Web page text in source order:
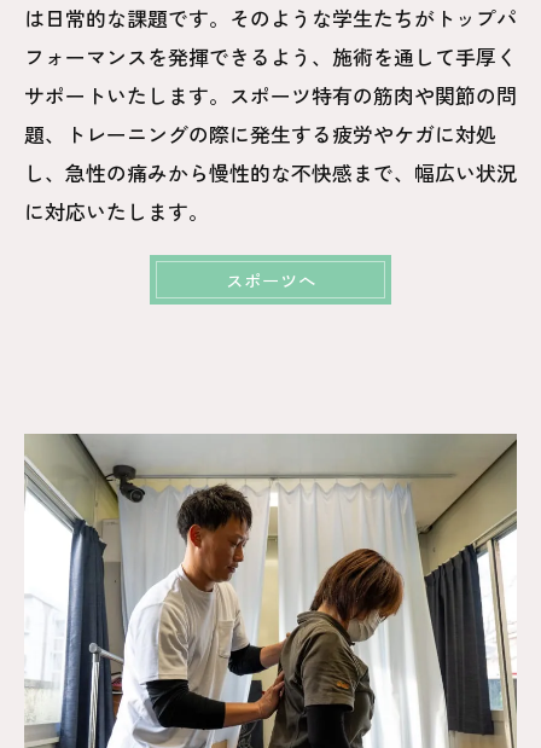
は日常的な課題です。そのような学生たちがトップパ
フォーマンスを発揮できるよう、施術を通して手厚く
サポートいたします。スポーツ特有の筋肉や関節の問
題、トレーニングの際に発生する疲労やケガに対処
し、急性の痛みから慢性的な不快感まで、幅広い状況
に対応いたします。
スポーツへ